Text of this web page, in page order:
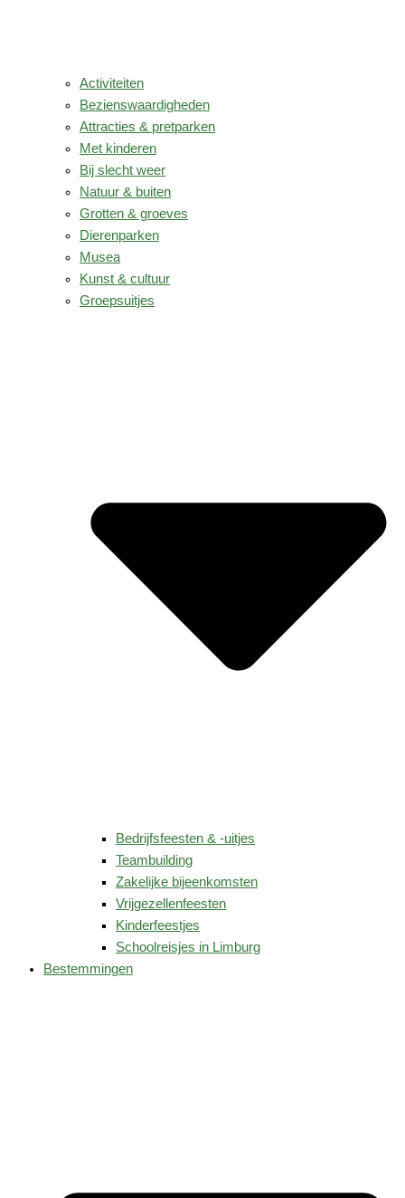
Activiteiten
Bezienswaardigheden
Attracties & pretparken
Met kinderen
Bij slecht weer
Natuur & buiten
Grotten & groeves
Dierenparken
Musea
Kunst & cultuur
Groepsuitjes
Bedrijfsfeesten & -uitjes
Teambuilding
Zakelijke bijeenkomsten
Vrijgezellenfeesten
Kinderfeestjes
Schoolreisjes in Limburg
Bestemmingen